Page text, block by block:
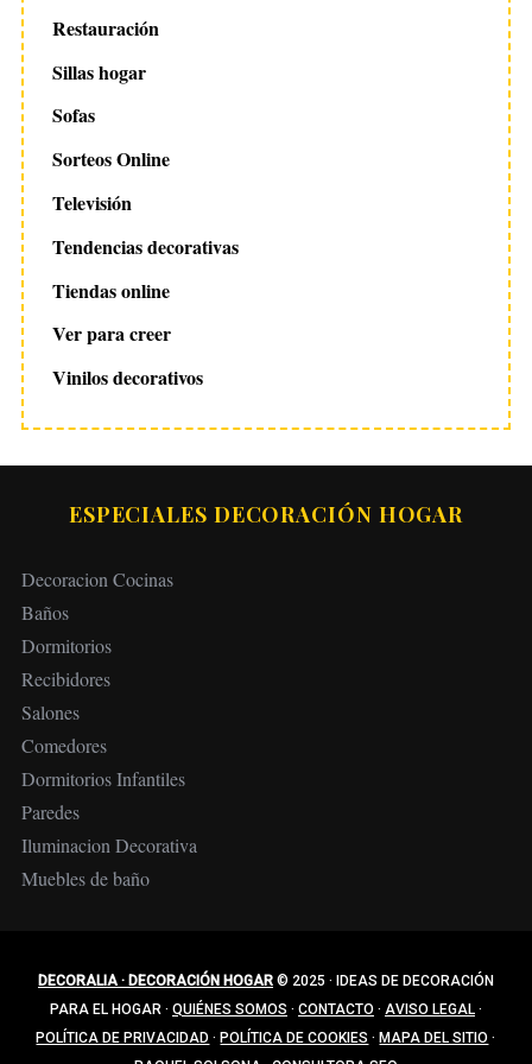
Restauración
Sillas hogar
Sofas
Sorteos Online
Televisión
Tendencias decorativas
Tiendas online
Ver para creer
Vinilos decorativos
ESPECIALES DECORACIÓN HOGAR
Decoracion Cocinas
Baños
Dormitorios
Recibidores
Salones
Comedores
Dormitorios Infantiles
Paredes
Iluminacion Decorativa
Muebles de baño
DECORALIA · DECORACIÓN HOGAR© 2025 ·
IDEAS DE DECORACIÓN
PARA EL HOGAR · QUIÉNES SOMOS · CONTACTO · AVISO LEGAL ·
POLÍTICA DE PRIVACIDAD · POLÍTICA DE COOKIES · MAPA DEL SITIO ·